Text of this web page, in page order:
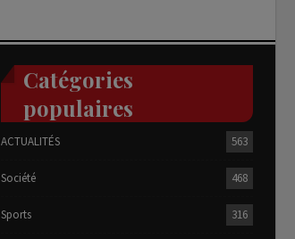
Catégories
populaires
ACTUALITÉS 563
Société 468
Sports 316